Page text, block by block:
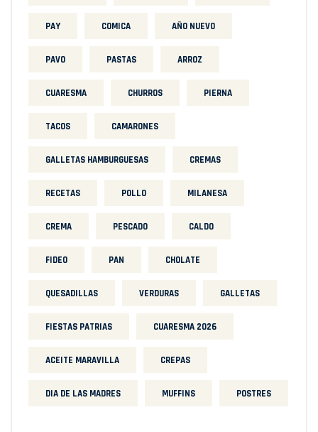
PAY COMICA AÑO NUEVO
PAVO PASTAS ARROZ
CUARESMA CHURROS PIERNA
TACOS CAMARONES
GALLETAS HAMBURGUESAS CREMAS
RECETAS POLLO MILANESA
CREMA PESCADO CALDO
FIDEO PAN CHOLATE
QUESADILLAS VERDURAS GALLETAS
FIESTAS PATRIAS CUARESMA 2026
ACEITE MARAVILLA CREPAS
DIA DE LAS MADRES MUFFINS POSTRES